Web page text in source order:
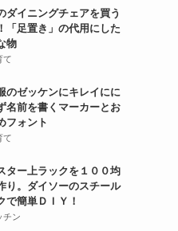
ダイニングチェアを買う
「足置き」の代用にした
物
て
のゼッケンにキレイにに
名前を書くマーカーとお
フォント
て
ター上ラックを１００均
り。ダイソーのスチール
で簡単ＤＩＹ！
チン